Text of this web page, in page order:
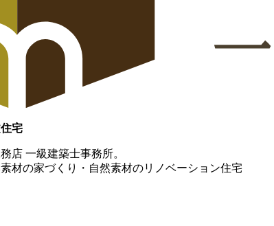
宅
店 一級建築士事務所。
材の家づくり・自然素材のリノベーション住宅